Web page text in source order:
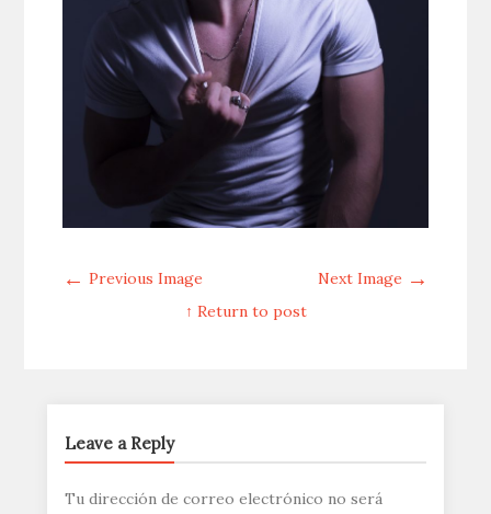
← Previous Image Next Image →
↑ Return to post
Leave a Reply
Tu dirección de correo electrónico no será